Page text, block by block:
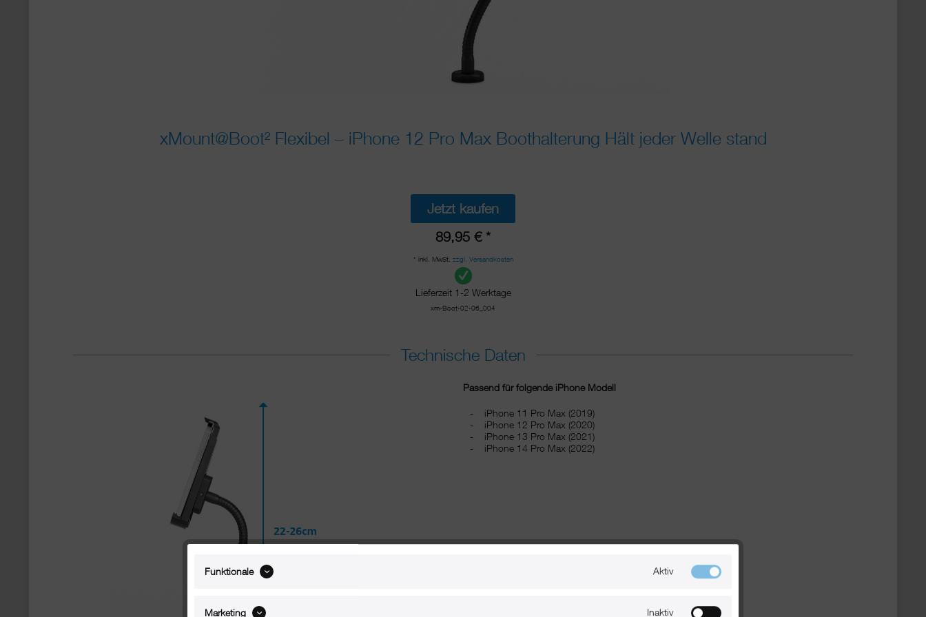
xMount@Boot² Flexibel – iPhone 12 Pro Max Boothalterung Hält jeder Welle stand
Jetzt kaufen
89,95 € *
* inkl. MwSt. zzgl. Versandkosten
Lieferzeit 1-2 Werktage
xm-Boot-02-06_004
Technische Daten
Passend für folgende iPhone Modell
iPhone 11 Pro Max (2019)
iPhone 12 Pro Max (2020)
iPhone 13 Pro Max (2021)
iPhone 14 Pro Max (2022)
Funktionale Aktiv
Marketing Inaktiv